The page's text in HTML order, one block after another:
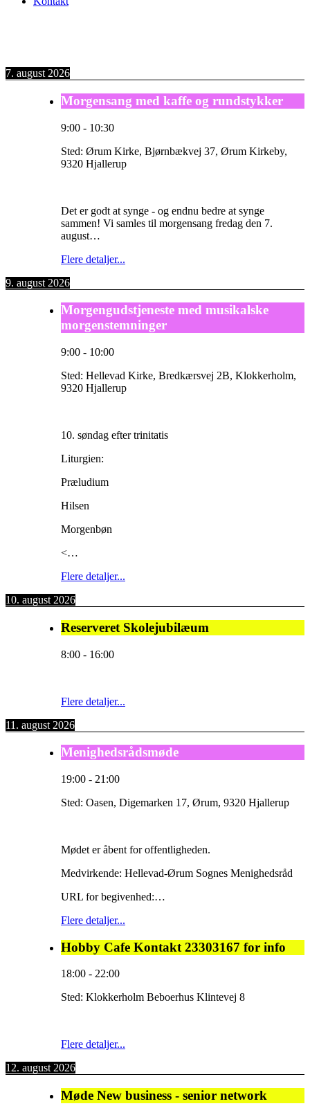
7. august 2026
Morgensang med kaffe og rundstykker
9:00 - 10:30
Sted: Ørum Kirke, Bjørnbækvej 37, Ørum Kirkeby,
9320 Hjallerup
Det er godt at synge - og endnu bedre at synge
sammen! Vi samles til morgensang fredag den 7.
august…
Flere detaljer...
9. august 2026
Morgengudstjeneste med musikalske
morgenstemninger
9:00 - 10:00
Sted: Hellevad Kirke, Bredkærsvej 2B, Klokkerholm,
9320 Hjallerup
10. søndag efter trinitatis
Liturgien:
Præludium
Hilsen
Morgenbøn
<…
Flere detaljer...
10. august 2026
Reserveret Skolejubilæum
8:00 - 16:00
Flere detaljer...
11. august 2026
Menighedsrådsmøde
19:00 - 21:00
Sted: Oasen, Digemarken 17, Ørum, 9320 Hjallerup
Mødet er åbent for offentligheden.
Medvirkende: Hellevad-Ørum Sognes Menighedsråd
URL for begivenhed:…
Flere detaljer...
Hobby Cafe Kontakt 23303167 for info
18:00 - 22:00
Sted: Klokkerholm Beboerhus Klintevej 8
Flere detaljer...
12. august 2026
Møde New business - senior network